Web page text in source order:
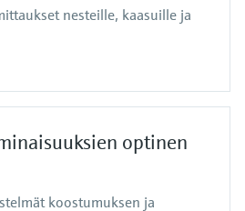
nesteille, kaasuille ja
optinen
koostumuksen ja